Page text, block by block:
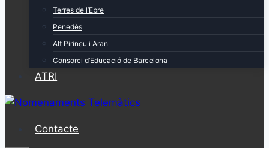
Terres de l’Ebre
Penedès
Alt Pirineu i Aran
Consorci d’Educació de Barcelona
ATRI
Contacte